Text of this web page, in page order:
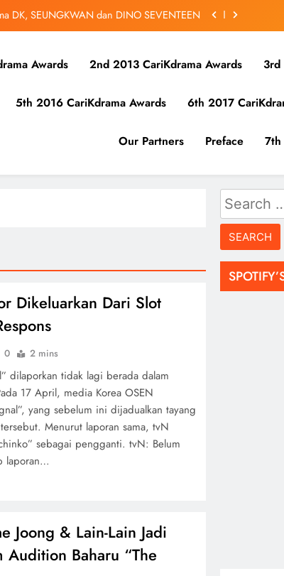
DK, SEUNGKWAN dan DINO SEVENTEEN
September Ini
Pembohongan dan Buruan Ketua Sindiket
DK, SEUNGKWAN dan DINO SEVENTEEN
September Ini
Awards 2nd 2013 CariKdrama Awards 3rd
5th 2016 CariKdrama Awards 6th 2017
Our Partners Preface 7th
Dikeluarkan Dari Slot
0 2 mins
dilaporkan tidak lagi berada dalam
17 April, media Korea OSEN
yang sebelum ini dijadualkan tayang
Menurut laporan sama, tvN
sebagai pengganti. tvN: Belum
laporan…
Joong & Lain-Lain Jadi
Audition Baharu “The
Search
for: